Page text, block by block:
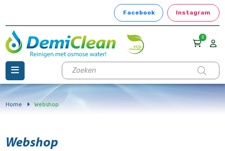
Facebook Instagram
0
Producten
zoeken
Home Webshop
Webshop